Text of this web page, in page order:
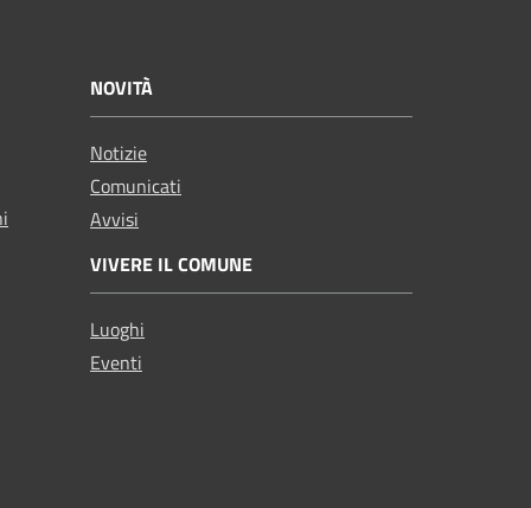
NOVITÀ
Notizie
Comunicati
Avvisi
VIVERE IL COMUNE
Luoghi
Eventi